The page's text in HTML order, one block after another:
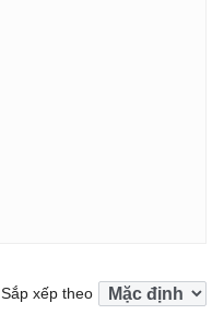
Sắp xếp theo